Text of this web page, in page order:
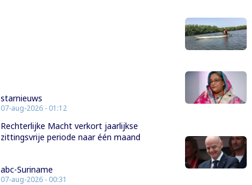
starnieuws
07-aug-2026 - 01:12
Rechterlijke Macht verkort jaarlijkse
zittingsvrije periode naar één maand
abc-Suriname
07-aug-2026 - 00:31